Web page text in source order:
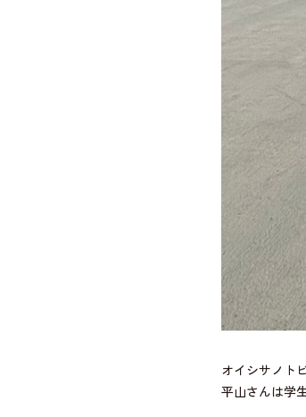
オイシサノト
平山さんは学